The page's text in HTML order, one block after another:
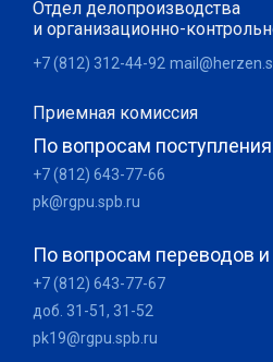
Отдел делопроизводства
и организационно-
+7 (812) 312-44-92
Приемная комиссия
По вопросам
+7 (812) 643-77-66
pk@rgpu.spb.ru
По вопросам переводов и
+7 (812) 643-77-67
доб. 31-51, 31-52
pk19@rgpu.spb.ru